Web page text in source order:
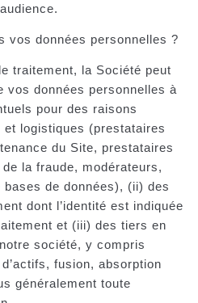
vos données personnelles ?
traitement, la Société peut
vos données personnelles à
pour des raisons
logistiques (prestataires
du Site, prestataires
la fraude, modérateurs,
de données), (ii) des
dont l’identité est indiquée
et (iii) des tiers en
société, y compris
fusion, absorption
généralement toute